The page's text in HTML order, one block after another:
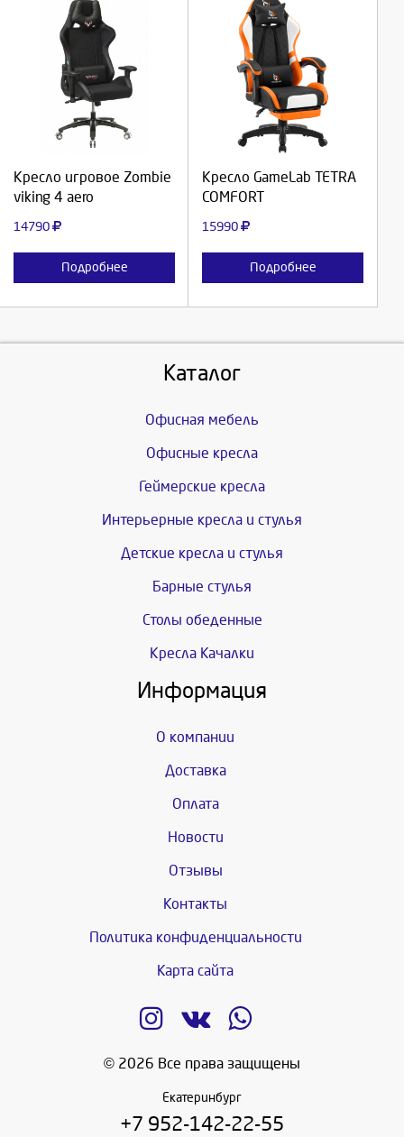
Кресло игровое Zombie
viking 4 aero
14790
Подробнее
Выберите количество:
Отмена
Кресло GameLab TETRA
COMFORT
15990
Подробнее
Выберите количество:
Отмена
Каталог
Офисная мебель
Офисные кресла
Геймерские кресла
Интерьерные кресла и стулья
Детские кресла и стулья
Барные стулья
Столы обеденные
Кресла Качалки
Информация
О компании
Доставка
Оплата
Новости
Отзывы
Контакты
Политика конфиденциальности
Карта сайта
© 2026 Все права защищены
Екатеринбург
+7 952-142-22-55